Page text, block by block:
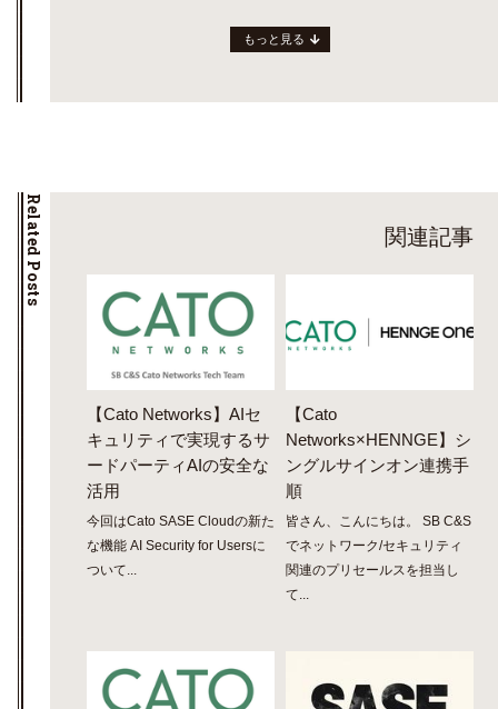
もっと見る
Related Posts 関連記事
【Cato Networks】AIセ
キュリティで実現するサ
ードパーティAIの安全な
活用
今回はCato SASE Cloudの新た
な機能 AI Security for Usersに
ついて...
【Cato
Networks×HENNGE】シ
ングルサインオン連携手
順
皆さん、こんにちは。 SB C&S
でネットワーク/セキュリティ
関連のプリセールスを担当し
て...